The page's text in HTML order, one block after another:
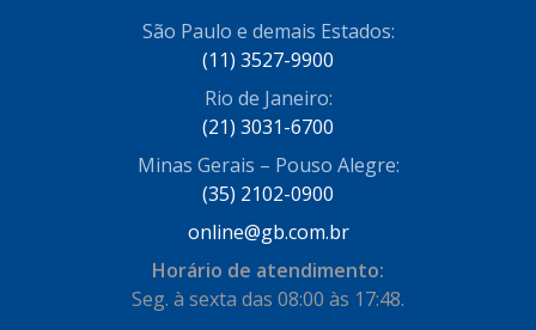
São Paulo e demais Estados:
(11) 3527-9900
Rio de Janeiro:
(21) 3031-6700
Minas Gerais – Pouso Alegre:
(35) 2102-0900
online@gb.com.br
Horário de atendimento:
Seg. à sexta das 08:00 às 17:48.